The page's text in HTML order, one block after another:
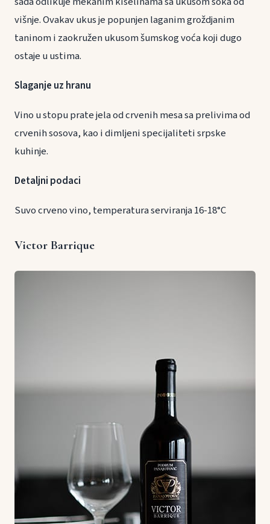
višnje. Ovakav ukus je popunjen laganim groždjanim
taninom i zaokružen ukusom šumskog voća koji dugo
ostaje u ustima.
Slaganje uz hranu
Vino u stopu prate jela od crvenih mesa sa prelivima od
crvenih sosova, kao i dimljeni specijaliteti srpske
kuhinje.
Detaljni podaci
Suvo crveno vino, temperatura serviranja 16-18°C
Victor Barrique